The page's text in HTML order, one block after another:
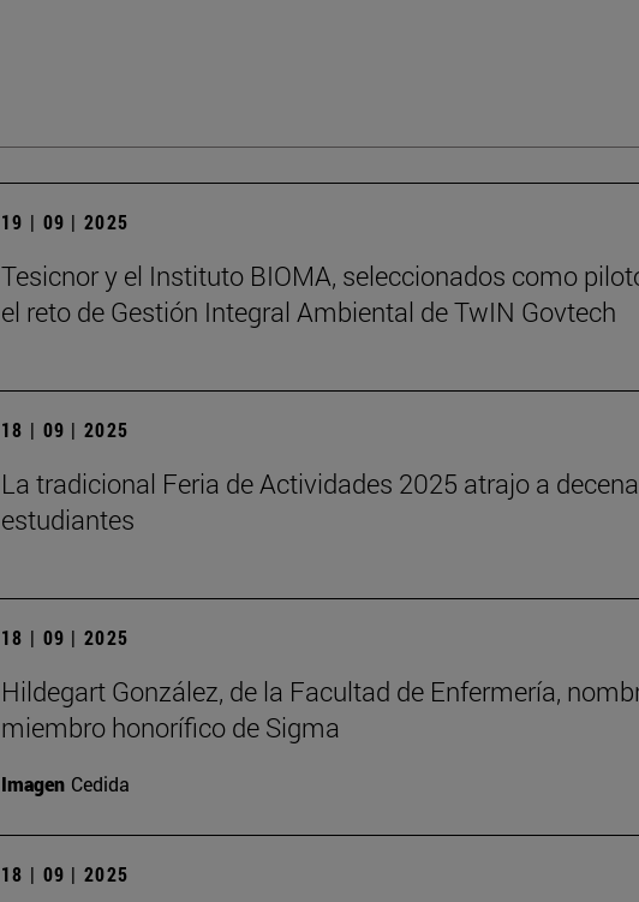
19 | 09 | 2025
Tesicnor y el Instituto BIOMA, seleccionados como
el reto de Gestión Integral Ambiental de TwIN Govtech
18 | 09 | 2025
La tradicional Feria de Actividades 2025 atrajo a
estudiantes
18 | 09 | 2025
Hildegart González, de la Facultad de Enfermería,
miembro honorífico de Sigma
Imagen Cedida
18 | 09 | 2025